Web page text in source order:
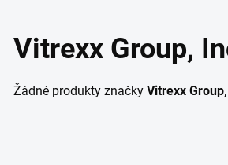
Vitrexx Group,
Žádné produkty značky Vitrexx